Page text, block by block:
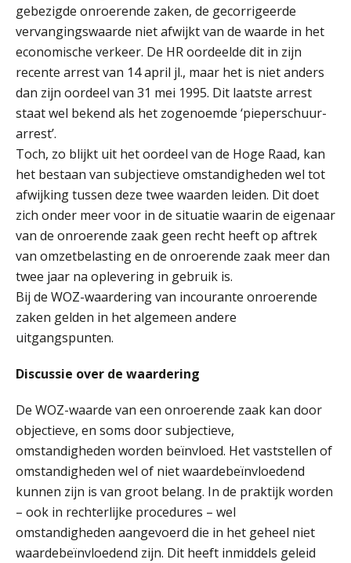
gebezigde onroerende zaken, de gecorrigeerde
vervangingswaarde niet afwijkt van de waarde in het
economische verkeer. De HR oordeelde dit in zijn
recente arrest van 14 april jl., maar het is niet anders
dan zijn oordeel van 31 mei 1995. Dit laatste arrest
staat wel bekend als het zogenoemde ‘pieperschuur-
arrest’.
Toch, zo blijkt uit het oordeel van de Hoge Raad, kan
het bestaan van subjectieve omstandigheden wel tot
afwijking tussen deze twee waarden leiden. Dit doet
zich onder meer voor in de situatie waarin de eigenaar
van de onroerende zaak geen recht heeft op aftrek
van omzetbelasting en de onroerende zaak meer dan
twee jaar na oplevering in gebruik is.
Bij de WOZ-waardering van incourante onroerende
zaken gelden in het algemeen andere
uitgangspunten.
Discussie over de waardering
De WOZ-waarde van een onroerende zaak kan door
objectieve, en soms door subjectieve,
omstandigheden worden beïnvloed. Het vaststellen of
omstandigheden wel of niet waardebeïnvloedend
kunnen zijn is van groot belang. In de praktijk worden
– ook in rechterlijke procedures – wel
omstandigheden aangevoerd die in het geheel niet
waardebeïnvloedend zijn. Dit heeft inmiddels geleid
Ognjen Soldat
Jan Mooren
Tom Berkhout
Guney Bagislayici
Willem Veldhuizen